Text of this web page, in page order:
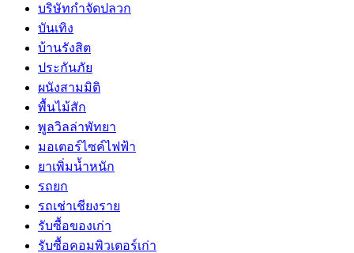
บริษัทกำจัดปลวก
บันเทิง
บ้านรังสิต
ประกันภัย
ผนังสามมิติ
พื้นไม้สัก
พูลวิลล่าพัทยา
มอเตอร์ไซค์ไฟฟ้า
ยาเพิ่มน้ำหนัก
รถยก
รถเช่าเชียงราย
รับซื้อของเก่า
รับซื้อคอมพิวเตอร์เก่า